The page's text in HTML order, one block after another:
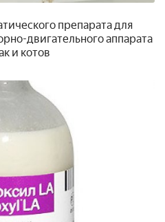
препарата для
двигательного аппарата
и котов